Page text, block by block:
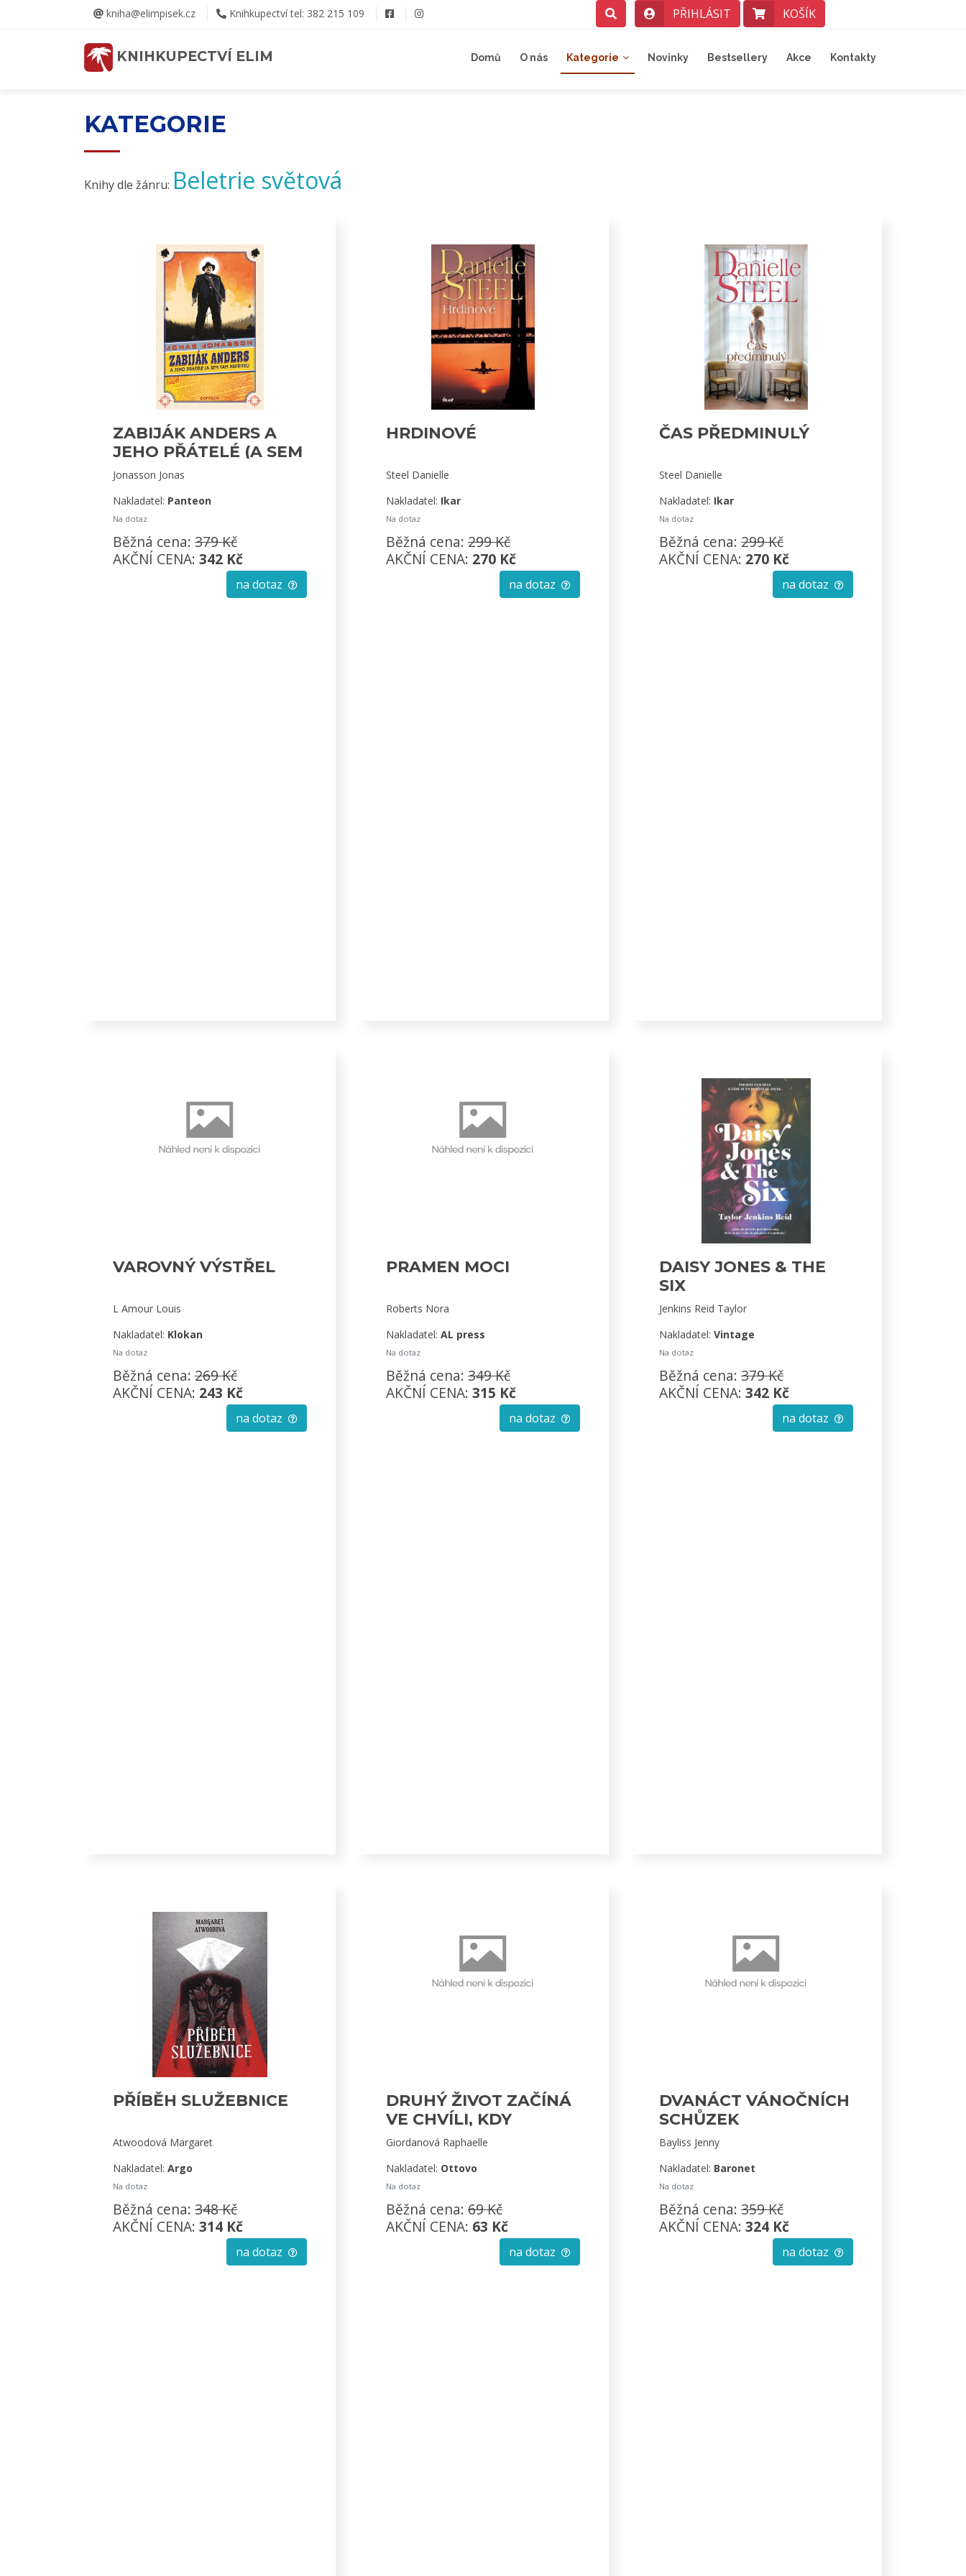
kniha@elimpisek.cz Knihkupectví tel: 382 215 109 PŘIHLÁSIT KOŠÍK
KNIHKUPECTVÍ ELIM Domů O nás Kategorie Novinky Bestsellery Akce Kontakty
KATEGORIE
Knihy dle žánru: Beletrie světová
ZABIJÁK ANDERS A
JEHO PŘÁTELÉ (A SEM
TAM NEPŘÍTEL)
Jonasson Jonas
Nakladatel: Panteon
Na dotaz
Běžná cena: 379 Kč
AKČNÍ CENA: 342 Kč
na dotaz
HRDINOVÉ
Steel Danielle
Nakladatel: Ikar
Na dotaz
Běžná cena: 299 Kč
AKČNÍ CENA: 270 Kč
na dotaz
ČAS PŘEDMINULÝ
Steel Danielle
Nakladatel: Ikar
Na dotaz
Běžná cena: 299 Kč
AKČNÍ CENA: 270 Kč
na dotaz
VAROVNÝ VÝSTŘEL
L Amour Louis
Nakladatel: Klokan
Na dotaz
Běžná cena: 269 Kč
AKČNÍ CENA: 243 Kč
na dotaz
PRAMEN MOCI
Roberts Nora
Nakladatel: AL press
Na dotaz
Běžná cena: 349 Kč
AKČNÍ CENA: 315 Kč
na dotaz
DAISY JONES & THE
SIX
Jenkins Reid Taylor
Nakladatel: Vintage
Na dotaz
Běžná cena: 379 Kč
AKČNÍ CENA: 342 Kč
na dotaz
PŘÍBĚH SLUŽEBNICE
Atwoodová Margaret
Nakladatel: Argo
Na dotaz
Běžná cena: 348 Kč
AKČNÍ CENA: 314 Kč
na dotaz
DRUHÝ ŽIVOT ZAČÍNÁ
VE CHVÍLI, KDY
POCHOPÍŠ, ŽE MÁŠ
Giordanová Raphaelle
Nakladatel: Ottovo
Na dotaz
Běžná cena: 69 Kč
AKČNÍ CENA: 63 Kč
na dotaz
DVANÁCT VÁNOČNÍCH
SCHŮZEK
Bayliss Jenny
Nakladatel: Baronet
Na dotaz
Běžná cena: 359 Kč
AKČNÍ CENA: 324 Kč
na dotaz